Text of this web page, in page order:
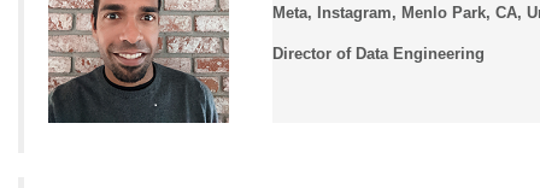
Meta, Instagram, Menlo Park, CA,
Director of Data Engineering